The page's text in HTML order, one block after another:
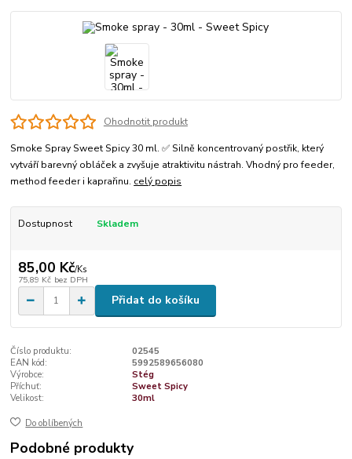
Ohodnotit produkt
Smoke Spray Sweet Spicy 30 ml. ✅ Silně koncentrovaný postřik, který
vytváří barevný obláček a zvyšuje atraktivitu nástrah. Vhodný pro feeder,
method feeder i kaprařinu. celý popis
Dostupnost Skladem
85,00 Kč/Ks
75,89 Kč bez DPH
Přidat do košíku
Číslo produktu:
02545
EAN kód:
5992589656080
Výrobce:
Stég
Příchuť:
Sweet Spicy
Velikost:
30ml
Do oblíbených
Podobné produkty